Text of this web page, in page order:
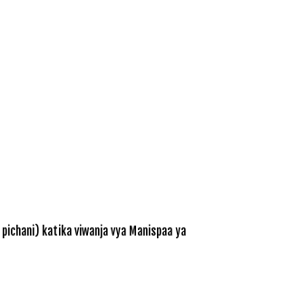
pichani) katika viwanja vya Manispaa ya